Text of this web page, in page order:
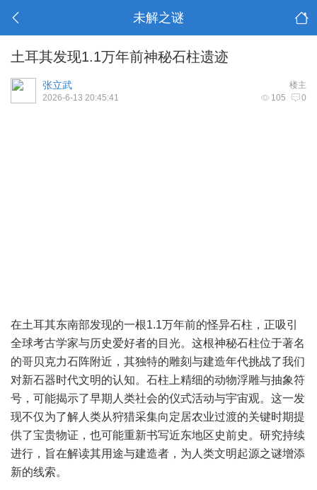
未解之谜
土耳其发现1.1万年前神秘石柱遗迹
楼主
张立武
105 0
2026-6-13 20:45:41
在土耳其东南部发现的一根1.1万年前的怪异石柱，正吸引
全球考古学家与历史爱好者的目光。这根神秘石柱位于著名
的哥贝克力石阵附近，其独特的雕刻与建造年代挑战了我们
对新石器时代文明的认知。石柱上精细的动物浮雕与抽象符
号，可能揭示了早期人类社会的仪式活动与宇宙观。这一发
现不仅为了解人类从狩猎采集向定居农业过渡的关键时期提
供了宝贵物证，也可能重新书写近东地区史前史。研究持续
进行，旨在解读其用途与建造者，为人类文明起源之谜增添
新的线索。